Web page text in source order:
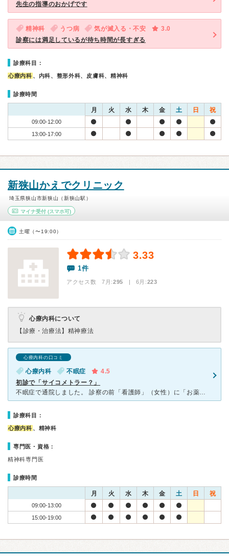
先生の指導のおかげです
精神科 うつ病 気が滅入る・不安
3.0
診察には満足しているが待ち時間が長すぎる
診療科目：
心療内科 、内科、整形外科、皮膚科、精神科
診療時間
月 火 水 木 金 土 日 祝
09:00-12:00
13:00-17:00
新狭山かえでクリニック
埼玉県狭山市新狭山（新狭山駅）
マイナ受付 (スマホ可)
土曜（〜19:00）
3.33
1件
アクセス数 7月:295 | 6月:223
心療内科について
【診療・治療法】 精神療法
心療内科の口コミ
心療内科 不眠症
4.5
初診で「サイコメトラー？」
不眠症で通院しました。 診察の前「看護師」（女性）に「お薬手帳」を見せ、通院歴を説明。 話の半分くらいで「それで、お薬が減ったんですね。この時期に」 （読心術！とにかく、理解が早い！時間
診療科目：
心療内科 、精神科
専門医・資格：
精神科専門医
診療時間
月 火 水 木 金 土 日 祝
09:00-13:00
15:00-19:00